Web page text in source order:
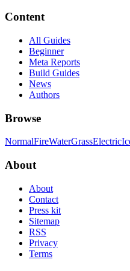
Content
All Guides
Beginner
Meta Reports
Build Guides
News
Authors
Browse
NormalFireWaterGrassElectric
About
About
Contact
Press kit
Sitemap
RSS
Privacy
Terms